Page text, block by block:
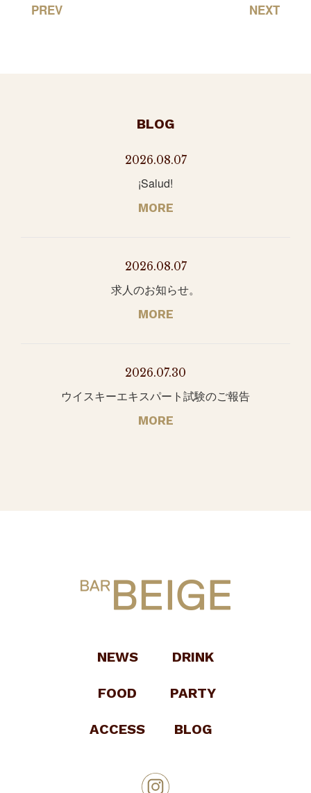
PREV NEXT
BLOG
2026.08.07
¡Salud!
MORE
2026.08.07
求人のお知らせ。
MORE
2026.07.30
ウイスキーエキスパート試験のご報告
MORE
NEWS DRINK
FOOD PARTY
ACCESS BLOG